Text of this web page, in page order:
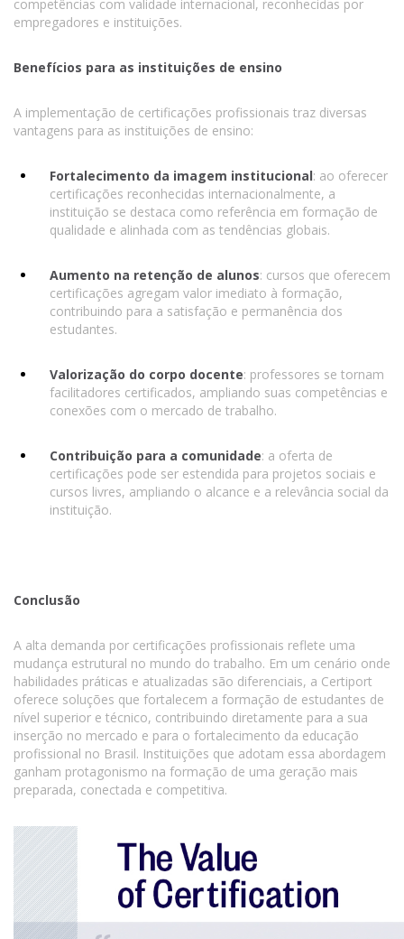
competências com validade internacional, reconhecidas por
empregadores e instituições.
Benefícios para as instituições de ensino
A implementação de certificações profissionais traz diversas
vantagens para as instituições de ensino:
Fortalecimento da imagem institucional: ao oferecer
certificações reconhecidas internacionalmente, a
instituição se destaca como referência em formação de
qualidade e alinhada com as tendências globais.
Aumento na retenção de alunos: cursos que oferecem
certificações agregam valor imediato à formação,
contribuindo para a satisfação e permanência dos
estudantes.
Valorização do corpo docente: professores se tornam
facilitadores certificados, ampliando suas competências e
conexões com o mercado de trabalho.
Contribuição para a comunidade: a oferta de
certificações pode ser estendida para projetos sociais e
cursos livres, ampliando o alcance e a relevância social da
instituição.
Conclusão
A alta demanda por certificações profissionais reflete uma
mudança estrutural no mundo do trabalho. Em um cenário onde
habilidades práticas e atualizadas são diferenciais, a Certiport
oferece soluções que fortalecem a formação de estudantes de
nível superior e técnico, contribuindo diretamente para a sua
inserção no mercado e para o fortalecimento da educação
profissional no Brasil. Instituições que adotam essa abordagem
ganham protagonismo na formação de uma geração mais
preparada, conectada e competitiva.